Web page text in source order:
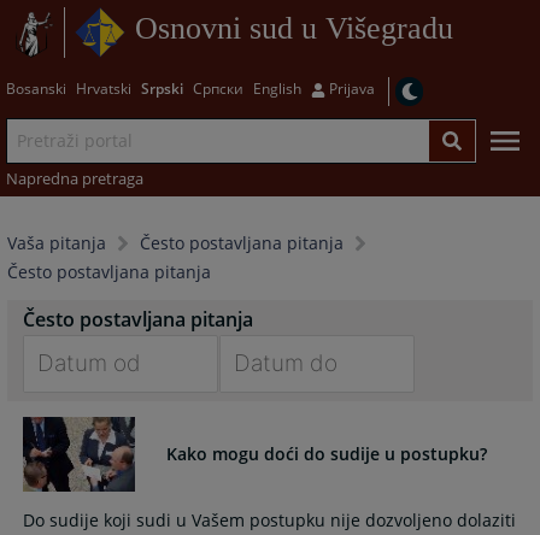
Osnovni sud u Višegradu
Bosanski Hrvatski Srpski Српски English Prijava
Napredna pretraga
Vaša pitanja
Često postavljana pitanja
Često postavljana pitanja
Često postavljana pitanja
forward
to
interact
with
to
Kako mogu doći do sudije u postupku?
Do sudije koji sudi u Vašem postupku nije dozvoljeno dolaziti